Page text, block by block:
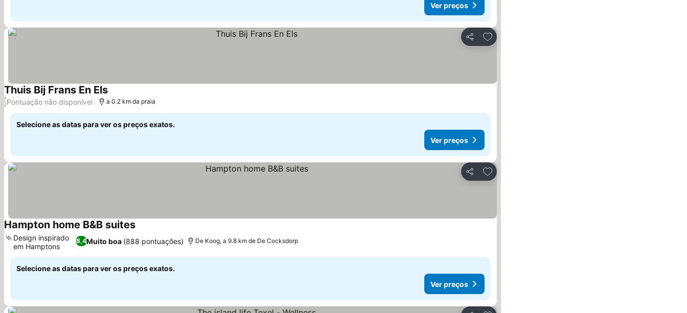
Ver preços
Partilhar
Adicionar aos favoritos
Thuis Bij Frans En ElsVer preços
/Pontuação não disponível a 0.2 km da praia
Selecione as datas para ver os preços exatos.
Ver preços
Partilhar
Adicionar aos favoritos
Hampton home B&B suitesVer preços
8,4Muito boa (888 pontuações)
Design inspirado
em Hamptons
De Koog, a 9.8 km de De Cocksdorp
Selecione as datas para ver os preços exatos.
Ver preços